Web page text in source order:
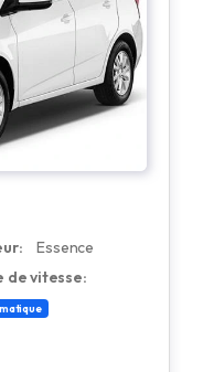
Essence
de vitesse: